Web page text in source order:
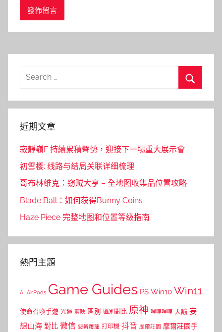
Search
近期文章
寂靜嶺F 持續累積聲勢，迎接下一場重大展示會
初雪樱: 线路与结局关联详细梳理
哥布林维克：窃贼大亨 – 全地图收集品位置攻略
Blade Ball：如何获得Bunny Coins
Haze Piece 完整地图和位置等级指南
熱門主題
AI AirPods Game Guides PS Win10 Win11
使命召喚手遊 光遇 剪映 區別 區別對比 原神 嗶哩嗶哩 天諭 妄
想山海 對比 微信 怒斬屠龍 打印機 抖音 摩爾莊園 摩爾莊園手